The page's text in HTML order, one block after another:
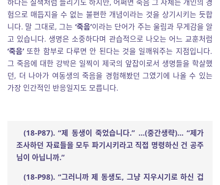
하다는 질책처럼 들리기도 하지만, 어쩌면 죽음 그 자체는 개인의 경
험으로 매듭지을 수 없는 불편한 개념이라는 것을 상기시키는 듯합
니다. 말 그대로, 그는 ‘죽음’이라는 단어가 주는 울림과 무게감을 알
고 있습니다. 생명은 소중하다며 관습적으로 나오는 어느 교훈처럼
‘죽음’ 또한 함부로 다루면 안 된다는 것을 일깨워주는 지점입니다.
그 죽음에 대한 강박은 일찍이 제국의 앞잡이로서 생명들을 학살했
던, 더 나아가 여동생의 죽음을 경험해봤던 그였기에 나올 수 있는
가장 인간적인 반응일지도 모릅니다.
(18-P87). “제 동생이 죽었습니다.” …(중간생략)…“제가
조사하던 자료들을 모두 파기시키라고 직접 명령하신 건 공주
님이 아닙니까.”
(18-P98). “그러니까 제 동생도, 그냥 지우시기로 하신 겁